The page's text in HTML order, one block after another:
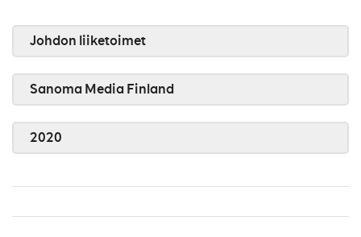
Johdon liiketoimet
Sanoma Media Finland
2020